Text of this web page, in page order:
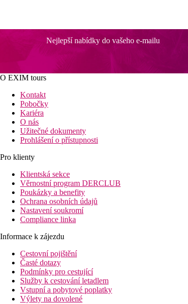
Nejlepší nabídky do vašeho e-mailu
O EXIM tours
Kontakt
Pobočky
Kariéra
O nás
Užitečné dokumenty
Prohlášení o přístupnosti
Pro klienty
Klientská sekce
Věrnostní program DERCLUB
Poukázky a benefity
Ochrana osobních údajů
Nastavení soukromí
Compliance linka
Informace k zájezdu
Cestovní pojištění
Časté dotazy
Podmínky pro cestující
Služby k cestování letadlem
Vstupní a pobytové poplatky
Výlety na dovolené